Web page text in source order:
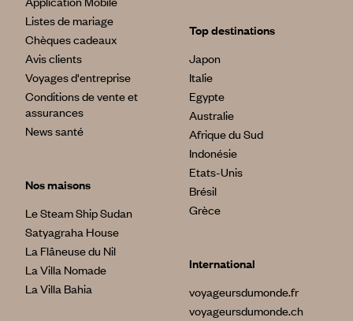
Listes de mariage
Chèques cadeaux
Avis clients
Voyages d'entreprise
Conditions de vente et
assurances
News santé
Nos maisons
Le Steam Ship Sudan
Satyagraha House
La Flâneuse du Nil
La Villa Nomade
La Villa Bahia
Top destinations
Japon
Italie
Egypte
Australie
Afrique du Sud
Indonésie
Etats-Unis
Brésil
Grèce
International
voyageursdumonde.fr
voyageursdumonde.ch